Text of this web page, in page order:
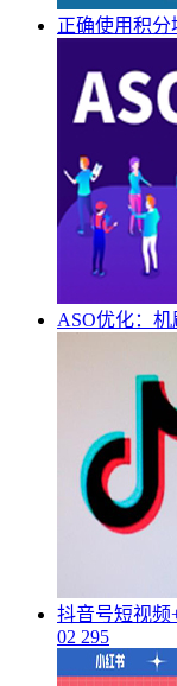
正确使用积分
ASO优化：
抖音号短视频
02 295